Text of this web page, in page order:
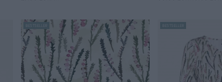
BESTSELLER BESTSELLER